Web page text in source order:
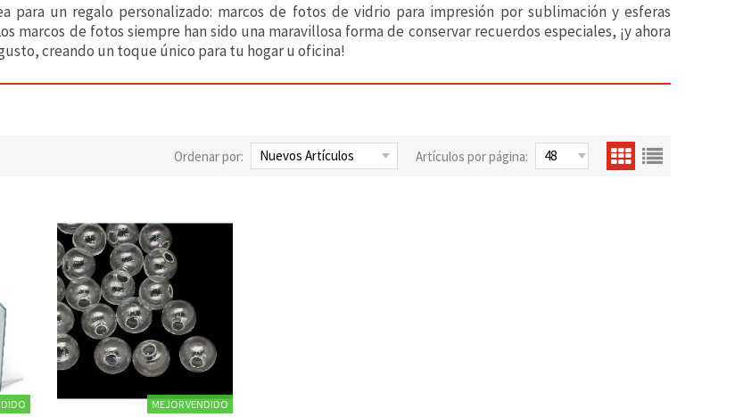
para un regalo personalizado: marcos de fotos de vidrio para impresión por sublimación y esferas
marcos de fotos siempre han sido una maravillosa forma de conservar recuerdos especiales, ¡y ahora
creando un toque único para tu hogar u oficina!
Ordenar por: Artículos por página:
MEJOR VENDIDO